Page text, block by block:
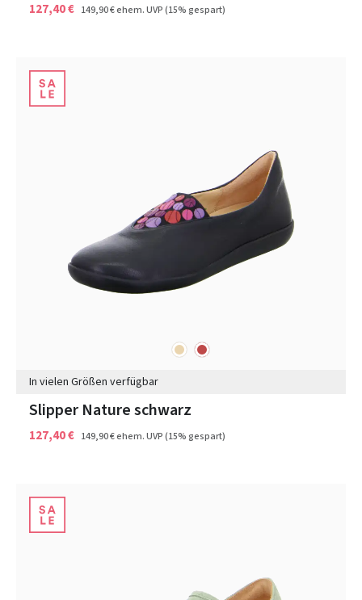
127,40 € 149,90 €ehem. UVP(15% gespart)
beigerot
In vielen Größen verfügbar
Slipper Nature schwarz
127,40 € 149,90 €ehem. UVP(15% gespart)